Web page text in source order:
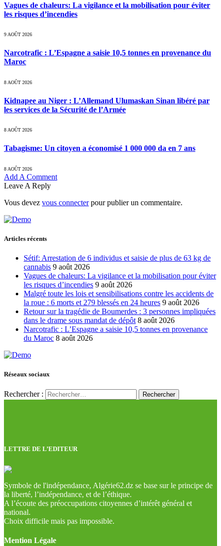
Vagues de chaleurs: La vigilance et la mobilisation pour éviter
les risques d’incendies
9 AOÛT 2026
Narcotrafic : L’Espagne a saisie 10,5 tonnes en provenance du
Maroc
8 AOÛT 2026
Kidnapee au Niger : L’Allemand Ulumaskan Sinan libéré par
les services de la Sécurité de l’Armée
8 AOÛT 2026
Tabagisme: Un citoyen a économisé 1 000 000 da en 7 ans
8 AOÛT 2026
Add A Comment
Leave A Reply
Vous devez vous connecterpour publier un commentaire.
Articles récents
Sétif: Arrestation de 6 individus et saisie de plus de 63 kg de
cannabis 9 août 2026
Vagues de chaleurs: La vigilance et la mobilisation pour éviter
les risques d’incendies 9 août 2026
Malgré toute les lois et sensibilisations contre les accidents de
la roue : 6 morts et 279 blessés en 24 heures 9 août 2026
Retour sur la tragédie de Boumerdes : 3 personnes impliquées
dans le drame sous mandat de dépôt 8 août 2026
Narcotrafic : L’Espagne a saisie 10,5 tonnes en provenance
du Maroc 8 août 2026
Réseaux sociaux
Rechercher :
LETTRE DE L’EDITEUR
Symbole de l'indépendance, Algérie62.dz se base sur le principe de
la liberté, l’indépendance, et de l’éthique.
A l’écoute des préoccupations citoyennes d’intérêt général et
national.
Choix difficile mais pas impossible.
Mention Légale